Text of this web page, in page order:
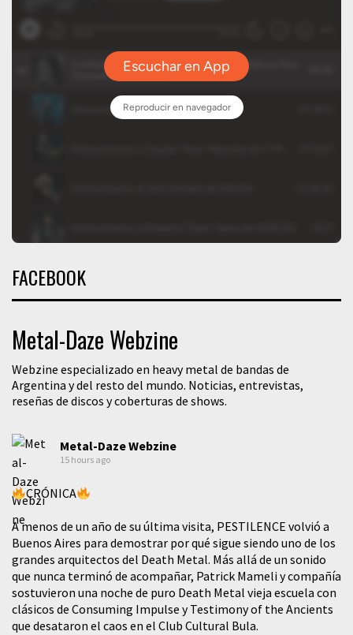
FACEBOOK
Metal-Daze Webzine
Webzine especializado en heavy metal de bandas de
Argentina y del resto del mundo. Noticias, entrevistas,
reseñas de discos y coberturas de shows.
Metal-Daze Webzine
15 hours ago
CRÓNICA
A menos de un año de su última visita, PESTILENCE volvió a
Buenos Aires para demostrar por qué sigue siendo uno de los
grandes arquitectos del Death Metal. Más allá de un sonido
que nunca terminó de acompañar, Patrick Mameli y compañía
sostuvieron una noche de puro Death Metal vieja escuela con
clásicos de Consuming Impulse y Testimony of the Ancients
que desataron el caos en el Club Cultural Bula.